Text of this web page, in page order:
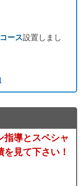
ース設置しまし
指導とスペシャ
見て下さい！